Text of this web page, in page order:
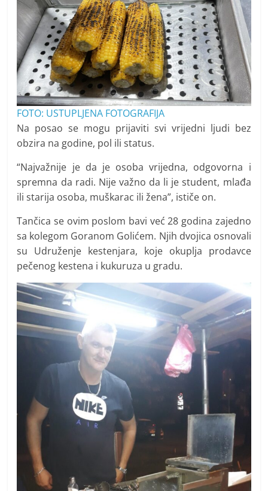
FOTO: USTUPLJENA FOTOGRAFIJA
Na posao se mogu prijaviti svi vrijedni ljudi bez
obzira na godine, pol ili status.
“Najvažnije je da je osoba vrijedna, odgovorna i
spremna da radi. Nije važno da li je student, mlađa
ili starija osoba, muškarac ili žena”, ističe on.
Tančica se ovim poslom bavi već 28 godina zajedno
sa kolegom Goranom Golićem. Njih dvojica osnovali
su Udruženje kestenjara, koje okuplja prodavce
pečenog kestena i kukuruza u gradu.